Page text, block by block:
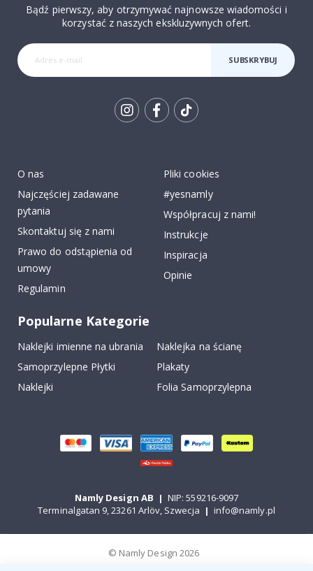
Bądź pierwszy, aby otrzymywać najnowsze wiadomości i
korzystać z naszych ekskluzywnych ofert.
SUBSKRYBUJ
O nas
Najczęściej zadawane
pytania
Skontaktuj się z nami
Prawo do odstąpienia od
umowy
Regulamin
Pliki cookies
#yesnamly
Współpracuj z nami!
Instrukcje
Inspiracja
Opinie
Popularne Kategorie
Naklejki imienne na ubrania
Naklejka na ścianę
Samoprzylepne Płytki
Plakaty
Naklejki
Folia Samoprzylepna
Namly Design AB | NIP: 559216-9097
Terminalgatan 9, 23261 Arlöv, Szwecja | info@namly.pl
© Namly Design 2026